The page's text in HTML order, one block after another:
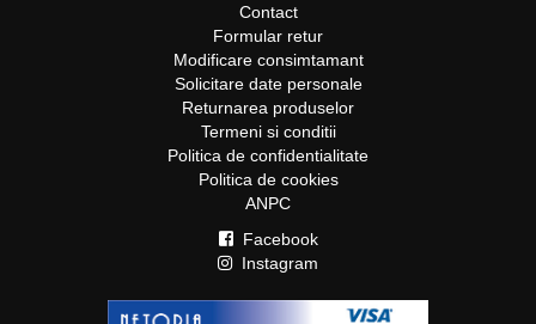
Contact
Formular retur
Modificare consimtamant
Solicitare date personale
Returnarea produselor
Termeni si conditii
Politica de confidentialitate
Politica de cookies
ANPC
Facebook
Instagram